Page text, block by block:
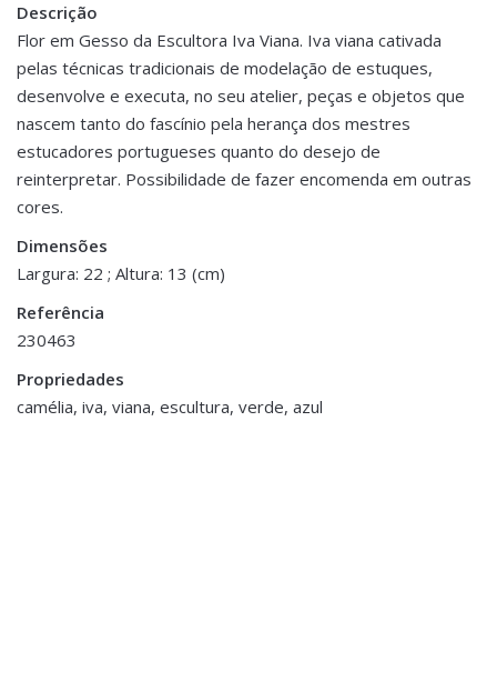
Descrição
Flor em Gesso da Escultora Iva Viana. Iva viana cativada
pelas técnicas tradicionais de modelação de estuques,
desenvolve e executa, no seu atelier, peças e objetos que
nascem tanto do fascínio pela herança dos mestres
estucadores portugueses quanto do desejo de
reinterpretar. Possibilidade de fazer encomenda em outras
cores.
Dimensões
Largura: 22 ; Altura: 13 (cm)
Referência
230463
Propriedades
camélia, iva, viana, escultura, verde, azul
Peso 1 kg
Dimensões 22 × 22 × 13 cm
There are no reviews yet.
Be the first to review “Flor Gesso Iva
Viana – Camélia Cor#6033 (Verde/Azul
Petróleo)”
You must be <a href="https://www.homeart.pt/minha-
conta/">logged in</a> to post a review.
Decoração
Tealight em Vidro
Mercurizado
€7.00